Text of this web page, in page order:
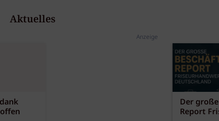
Aktuelles
Anzeige
Der
Report